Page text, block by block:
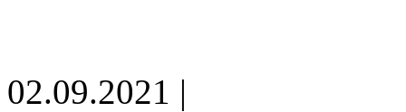
02.09.2021 |